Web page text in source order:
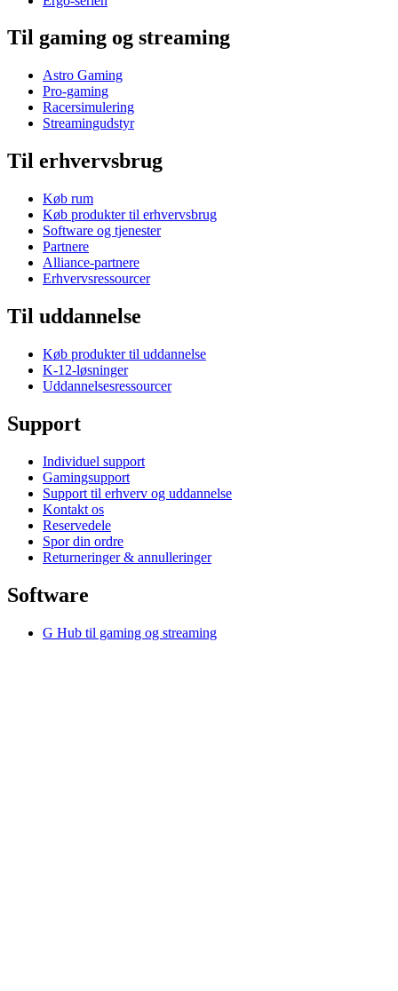
Til gaming og streaming
Astro Gaming
Pro-gaming
Racersimulering
Streamingudstyr
Til erhvervsbrug
Køb rum
Køb produkter til erhvervsbrug
Software og tjenester
Partnere
Alliance-partnere
Erhvervsressourcer
Til uddannelse
Køb produkter til uddannelse
K-12-løsninger
Uddannelsesressourcer
Support
Individuel support
Gamingsupport
Support til erhverv og uddannelse
Kontakt os
Reservedele
Spor din ordre
Returneringer & annulleringer
Software
G Hub til gaming og streaming